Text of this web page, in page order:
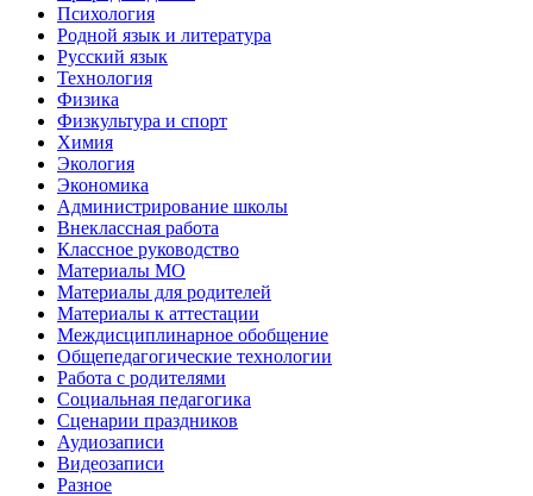
Психология
Родной язык и литература
Русский язык
Технология
Физика
Физкультура и спорт
Химия
Экология
Экономика
Администрирование школы
Внеклассная работа
Классное руководство
Материалы МО
Материалы для родителей
Материалы к аттестации
Междисциплинарное обобщение
Общепедагогические технологии
Работа с родителями
Социальная педагогика
Сценарии праздников
Аудиозаписи
Видеозаписи
Разное